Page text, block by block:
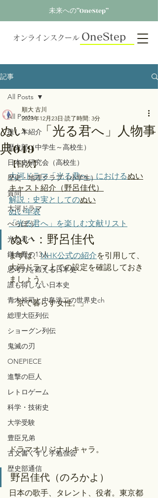
未来への”OneStep”
オンラインスクール OneStep
記事
All Posts
推し本紹介
歴史部（中学生～高校生）
日本史研究会（高校生）
歴史・地理クラブ（小学生）
質問
大河ドラマ
べらぼう
光る君へ
鎌倉殿の13人
思考力を鍛える日本史
誰も得しない日本史
青木裕司と中島浩二の世界史ch
総理大臣列伝
ショーグン列伝
鬼滅の刃
ONEPIECE
進撃の巨人
レトロゲーム
科学・技術史
大学受験
豊臣兄弟
古文書くずし字勉強会
歴史部通信
All Posts
ぬい 「光る君へ」人物事
典049
順大 古川
2023年12月23日 読了時間: 3分
【目次】
大河ドラマ「光る君へ」におけるぬい
キャスト紹介（野呂佳代）
解説：史実としてのぬい
ぬい年表
「光る君へ」を楽しむ文献リスト
ぬい：野呂佳代
まずは、NHK公式の紹介を引用して、
大河ドラマ上での設定を確認しておき
ましょう。
「京で暮らす女性。」
ドラマオリジナルキャラ。
野呂佳代（のろかよ）
日本の歌手、タレント、役者。東京都